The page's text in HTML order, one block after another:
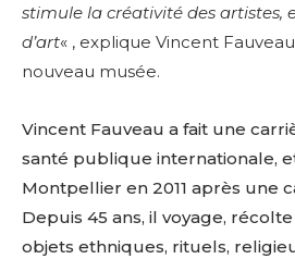
stimule la créativité des artistes,
d’art« , explique Vincent
nouveau musée.
Vincent Fauveau a fait une
santé publique internationale,
Montpellier en 2011 après une
Depuis 45 ans, il voyage,
objets ethniques, rituels,